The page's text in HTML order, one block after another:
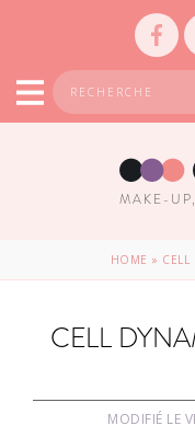
MAKE-
HOME » CELL
CELL
MODIFIÉ LE